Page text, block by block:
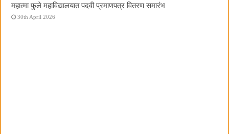
महात्मा फुले महाविद्यालयात पदवी प्रमाणपत्र वितरण समारंभ
30th April 2026